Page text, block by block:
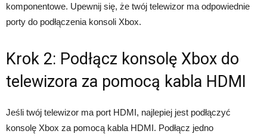
komponentowe. Upewnij się, że twój telewizor ma odpowiednie
porty do podłączenia konsoli Xbox.
Krok 2: Podłącz konsolę Xbox do
telewizora za pomocą kabla HDMI
Jeśli twój telewizor ma port HDMI, najlepiej jest podłączyć
konsolę Xbox za pomocą kabla HDMI. Podłącz jedno